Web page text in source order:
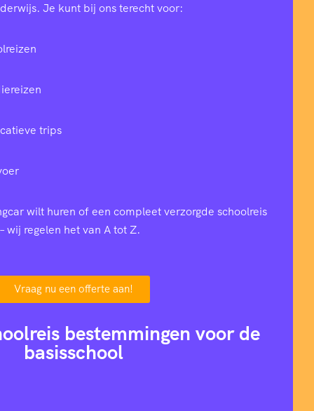
Je kunt bij ons terecht voor:
trips
wilt huren of een compleet verzorgde schoolreis
wij regelen het van A tot Z.
Vraag nu een offerte aan!
bestemmingen voor de
basisschool